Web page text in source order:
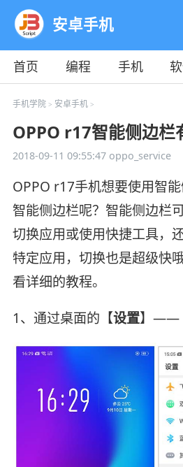
安卓手机
首页 编程 手机
教程
平面
手机学院> 安卓手机>
OPPO r17智能侧边栏
2018-09-11 09:55:47oppo_service
OPPO r17手机想要使用智
智能侧边栏呢？智能侧边栏
切换应用或使用快捷工具，
特定应用，切换也是超级快
看详细的教程。
1、通过桌面的【设置】——